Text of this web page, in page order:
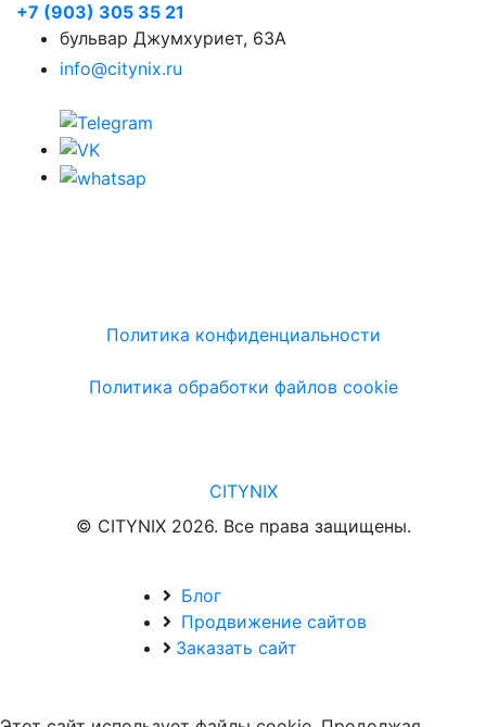
+7 (903) 305 35 21
бульвар Джумхуриет, 63A
info@citynix.ru
Политика конфиденциальности
Политика обработки файлов cookie
CITYNIX
© CITYNIX 2026. Все права защищены.
Блог
Продвижение сайтов
Заказать сайт